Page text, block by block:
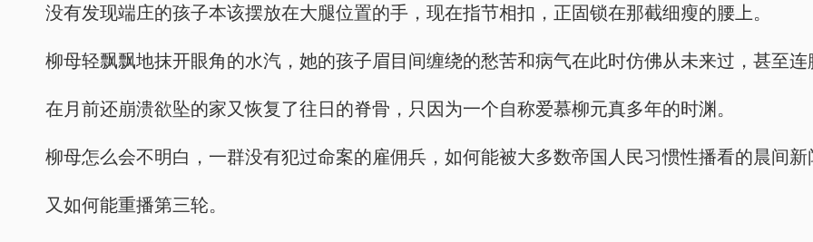
没有发现端庄的孩子本该摆放在大腿位置的手，现在指节相扣，正固锁在那截细瘦的腰上。
柳母轻飘飘地抹开眼角的水汽，她的孩子眉目间缠绕的愁苦和病气在此时仿佛从未来过，甚至连
在月前还崩溃欲坠的家又恢复了往日的脊骨，只因为一个自称爱慕柳元真多年的时渊。
柳母怎么会不明白，一群没有犯过命案的雇佣兵，如何能被大多数帝国人民习惯性播看的晨间新
又如何能重播第三轮。